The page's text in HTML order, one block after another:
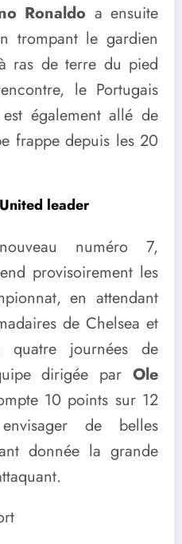
Ronaldo a ensuite
trompant le gardien
ras de terre du pied
le Portugais
également allé de
frappe depuis les 20
leader
numéro 7,
provisoirement les
en attendant
de Chelsea et
quatre journées de
dirigée par Ole
10 points sur 12
de belles
donnée la grande